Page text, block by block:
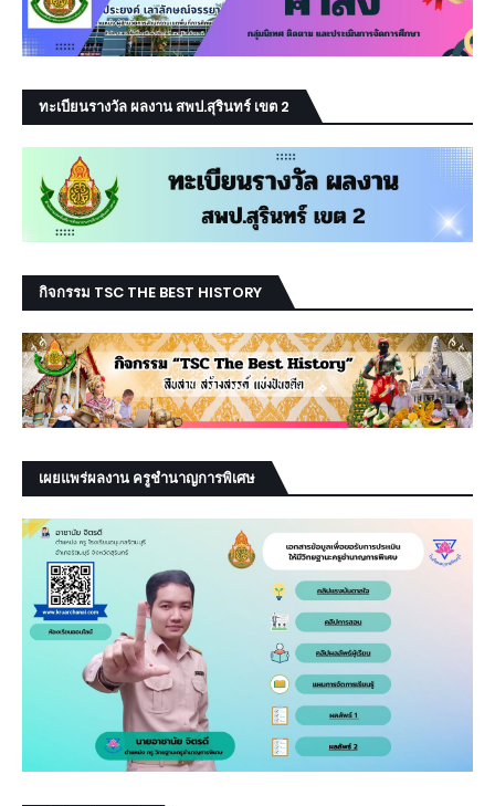
ทะเบียนรางวัล ผลงาน สพป.สุรินทร์ เขต 2
กิจกรรม TSC THE BEST HISTORY
เผยแพร่ผลงาน ครูชำนาญการพิเศษ